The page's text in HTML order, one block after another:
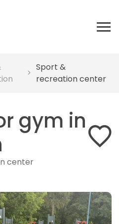
Sport &
recreation center
gym in
center